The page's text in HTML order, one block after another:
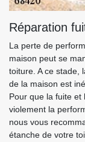
Réparation
La perte de
maison peut se
toiture. A ce stade,
de la maison est
Pour que la fuite et
violement la
nous vous
étanche de votre